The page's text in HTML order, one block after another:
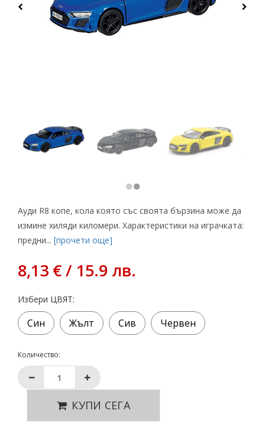
Ауди R8 копе, кола която със своята бързина може да
измине хиляди киломери. Характеристики на играчката:
предни... [прочети още]
8,13 € / 15.9 лв.
Избери ЦВЯТ:
Син Жълт Сив Червен
Количество:
КУПИ СЕГА